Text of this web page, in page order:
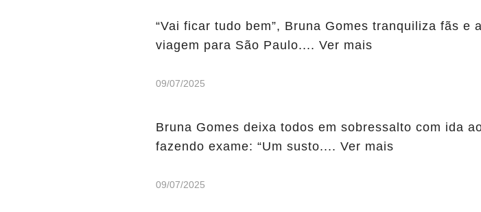
“Vai ficar tudo bem”, Bruna Gomes tranquiliza fãs e
viagem para São Paulo.... Ver mais
09/07/2025
Bruna Gomes deixa todos em sobressalto com ida
fazendo exame: “Um susto.... Ver mais
09/07/2025